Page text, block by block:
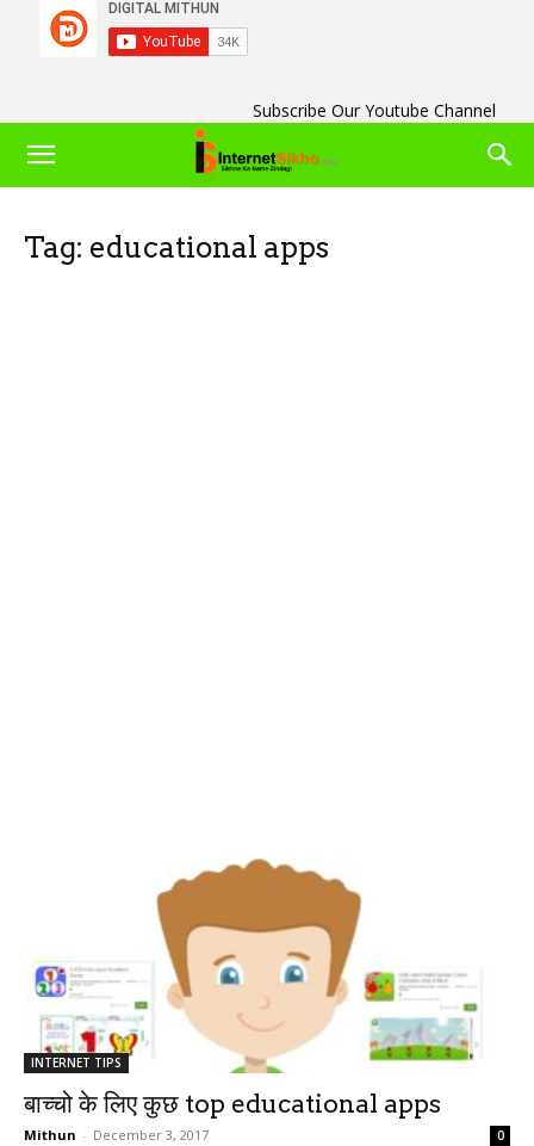
Subscribe Our Youtube Channel
Tag: educational apps
INTERNET TIPS
बाच्चो के लिए कुछ top educational apps
Mithun - December 3, 2017 0